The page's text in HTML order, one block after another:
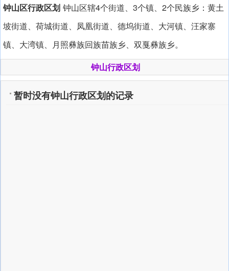
钟山区行政区划 钟山区辖4个街道、3个镇、2个民族乡：黄土
坡街道、荷城街道、凤凰街道、德坞街道、大河镇、汪家寨
镇、大湾镇、月照彝族回族苗族乡、双戛彝族乡。
钟山行政区划
暂时没有钟山行政区划的记录